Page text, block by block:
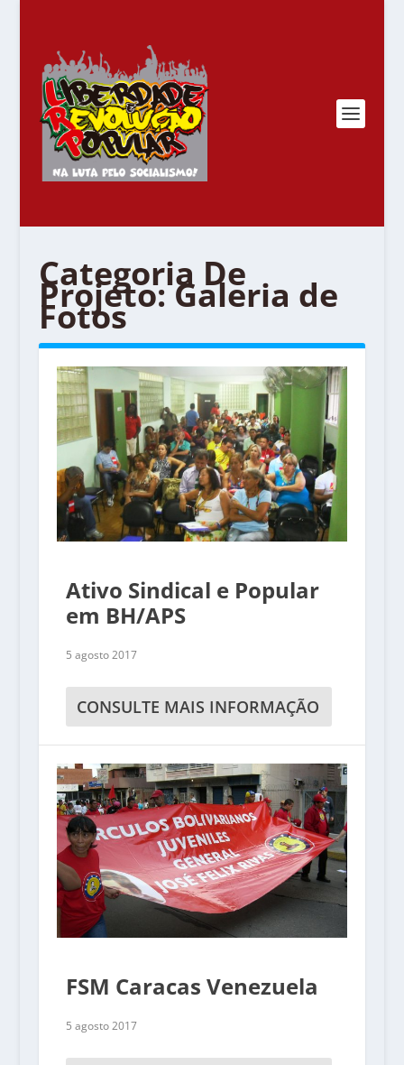
Categoria De
Projeto:Galeria de
Fotos
Ativo Sindical e Popular
em BH/APS
5 agosto 2017
CONSULTE MAIS INFORMAÇÃO
FSM Caracas Venezuela
5 agosto 2017